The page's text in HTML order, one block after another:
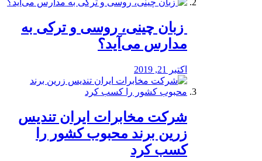
️ زبان چینی، روسی و ترکی به
مدارس می‌آید؟
اکتبر 21, 2019
شرکت مخابرات ایران تندیس
زرین برند محبوب کشور را
کسب کرد